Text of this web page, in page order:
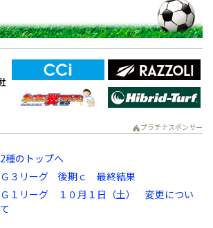
プラチナスポンサー
2種のトップへ
Ｇ３リーグ 後期ｃ 最終結果
Ｇ１リーグ １０月１日（土） 変更につい
て